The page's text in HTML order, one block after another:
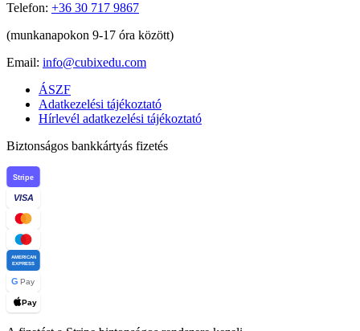
Telefon: +36 30 717 9867
(munkanapokon 9-17 óra között)
Email: info@cubixedu.com
ÁSZF
Adatkezelési tájékoztató
Hírlevél adatkezelési tájékoztató
Biztonságos bankkártyás fizetés
Stripe
VISA
AMERICAN
EXPRESS
G Pay
Pay